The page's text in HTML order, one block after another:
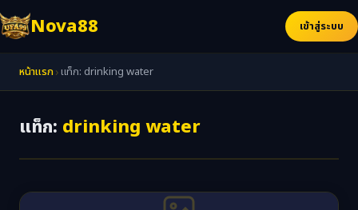
Nova88 เข้าสู่ระบบ
หน้าแรก ›แท็ก: drinking water
แท็ก: drinking water